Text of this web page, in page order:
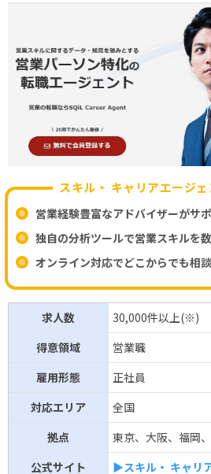
スキル・ キャリアエージ
営業経験豊富なアドバイザーがサ
独自の分析ツールで営業スキルを
オンライン対応でどこからでも相
求人数
30,000件以上(※)
得意領域
営業職
雇用形態
正社員
対応エリア
全国
拠点
東京、大阪、福岡
公式サイト
▶スキル・ キャリ